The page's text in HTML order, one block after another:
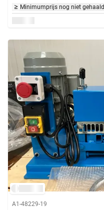
Minimumprijs nog niet gehaald
A1-48229-19